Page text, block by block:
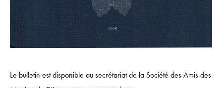
Le bulletin est disponible au secrétariat de la Société des Amis des